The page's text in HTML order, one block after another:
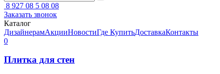
8 927 08 5 08 08
Заказать звонок
Каталог
ДизайнерамАкцииНовостиГде КупитьДоставкаКонтакты
0
Плитка для стен